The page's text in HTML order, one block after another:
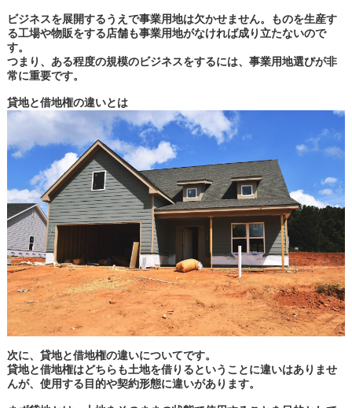
ビジネスを展開するうえで事業用地は欠かせません。ものを生産す
る工場や物販をする店舗も事業用地がなければ成り立たないので
す。
つまり、ある程度の規模のビジネスをするには、事業用地選びが非
常に重要です。
貸地と借地権の違いとは
次に、貸地と借地権の違いについてです。
貸地と借地権はどちらも土地を借りるということに違いはありませ
んが、使用する目的や契約形態に違いがあります。